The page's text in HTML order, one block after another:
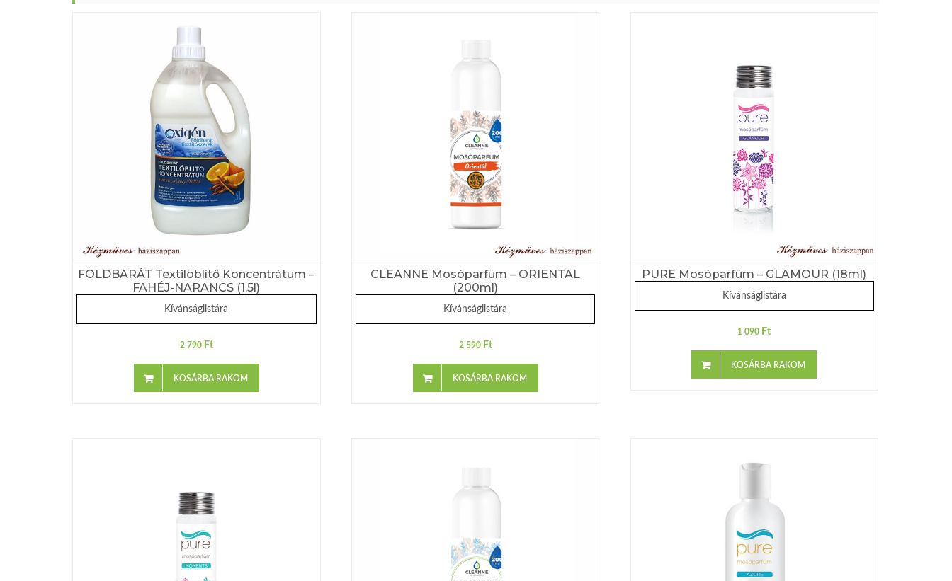
FÖLDBARÁT Textilöblítő Koncentrátum –
FAHÉJ-NARANCS (1,5l)
Kívánságlistára
2 790 Ft
KOSÁRBA RAKOM
CLEANNE Mosóparfüm – ORIENTAL
(200ml)
Kívánságlistára
2 590 Ft
KOSÁRBA RAKOM
PURE Mosóparfüm – GLAMOUR (18ml)
Kívánságlistára
1 090 Ft
KOSÁRBA RAKOM